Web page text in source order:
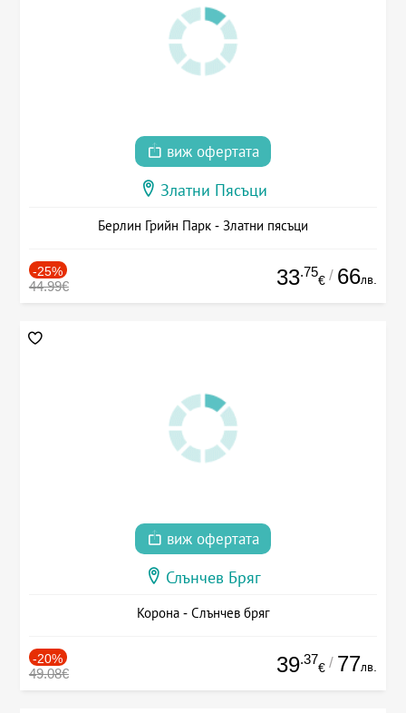
виж офертата
Златни Пясъци
Берлин Грийн Парк - Златни пясъци
-25%
44.99€ 33.75
€ / 66лв.
виж офертата
Слънчев Бряг
Корона - Слънчев бряг
-20%
49.08€ 39.37
€ / 77лв.